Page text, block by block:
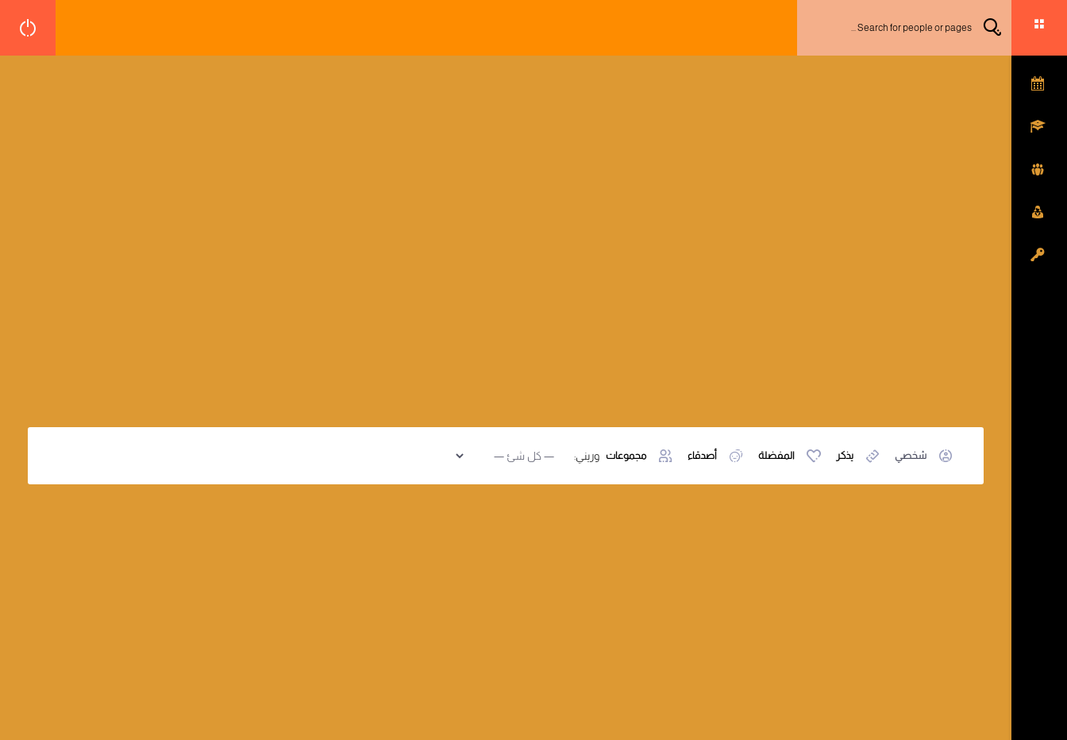
شخصي يذكر المفضلة أصدقاء مجموعات وريني: